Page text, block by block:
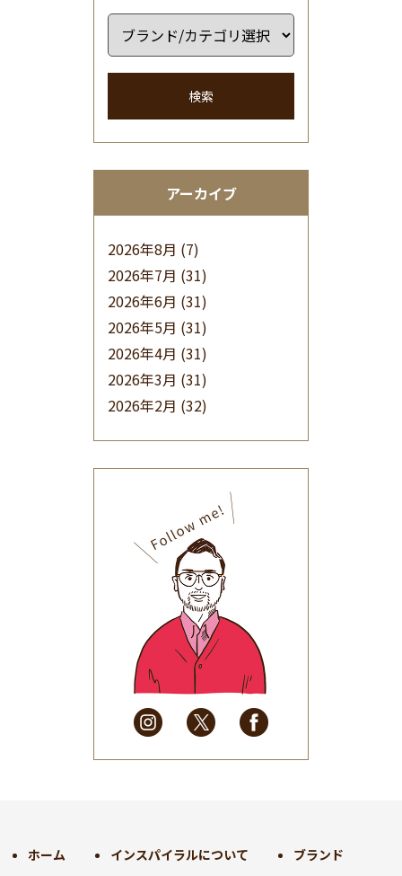
検索
アーカイブ
2026年8月 (7)
2026年7月 (31)
2026年6月 (31)
2026年5月 (31)
2026年4月 (31)
2026年3月 (31)
2026年2月 (32)
(32)
2025年9月(30)
2025年8月(31)
2025年7月(37)
2025年6月(48)
2025年5月
(41)
2025年4月
(32)
2025年3月(31)
2025年2月
(28)
2025年1月
(34)
2024年9月(30)
ホーム インスパイラルについて ブランド